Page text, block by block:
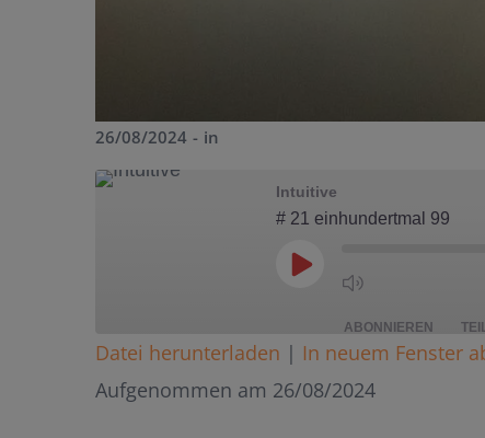
26/08/2024 in
Intuitive
# 21 einhundertmal 99
ABONNIEREN
RSS FEED
TEILEN
Datei herunterladen | In neuem Fenster
Aufgenommen am 26/08/2024